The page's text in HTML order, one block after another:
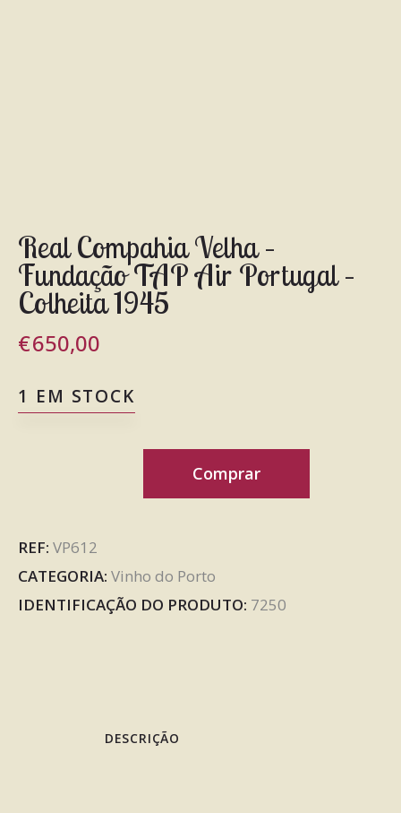
Real Compahia Velha –
Fundação TAP Air Portugal –
Colheita 1945
€650,00
1 EM STOCK
Comprar
REF: VP612
CATEGORIA: Vinho do Porto
IDENTIFICAÇÃO DO PRODUTO: 7250
DESCRIÇÃO